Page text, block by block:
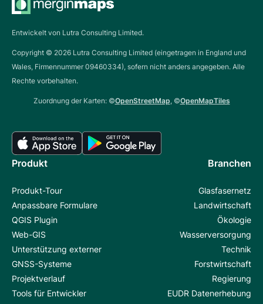
Entwickelt von Lutra Consulting Limited.
Copyright © 2026 Lutra Consulting Limited (eingetragen in England und
Wales, Firmennummer 09460334), sofern nicht anders angegeben. Alle
Rechte vorbehalten.
Zuordnung der Karten: ©OpenStreetMap, ©OpenMapTiles
Produkt
Produkt-Tour
Anpassbare Formulare
QGIS Plugin
Web-GIS
Unterstützung externer
GNSS-Systeme
Projektverlauf
Tools für Entwickler
Branchen
Glasfasernetz
Landwirtschaft
Ökologie
Wasserversorgung
Technik
Forstwirtschaft
Regierung
EUDR Datenerhebung